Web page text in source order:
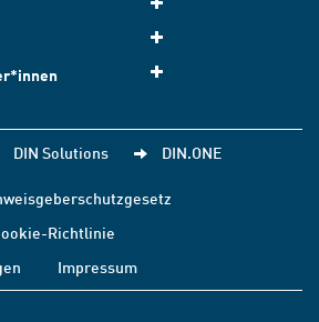
DIN Solutions DIN.ONE
Richtlinie
Impressum